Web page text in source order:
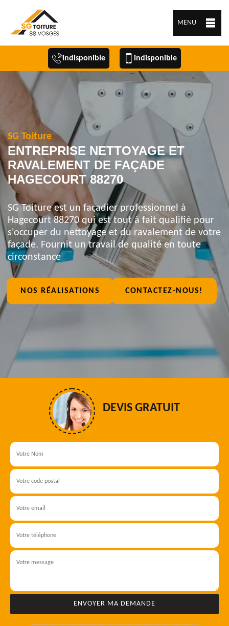
MENU
indisponible indisponible
SG Toiture
ENTREPRISE NETTOYAGE ET
RAVALEMENT DE FAÇADE
HAGECOURT 88270
SG Toiture est un façadier professionnel à
Hagecourt 88270 qui est tout à fait qualifié pour
s'occuper du nettoyage et du ravalement de votre
façade. Fournit un travail de qualité en toute
circonstance
NOS RÉALISATIONS CONTACTEZ-NOUS!
DEVIS GRATUIT